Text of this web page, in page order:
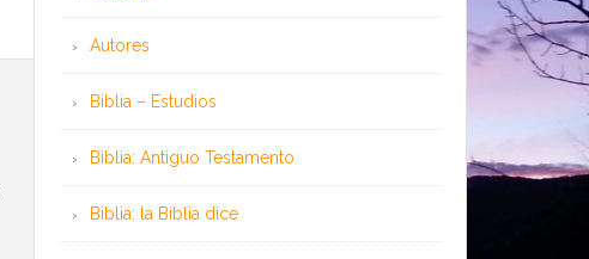
Autores
Biblia – Estudios
Biblia: Antiguo Testamento
Biblia: la Biblia dice